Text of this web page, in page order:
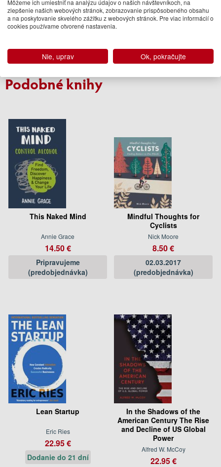
Ian Goldin, Robert Muggah
38.95 €
Podobné knihy
This Naked Mind
Annie Grace
14.50 €
Pripravujeme
(predobjednávka)
Mindful Thoughts for
Cyclists
Nick Moore
8.50 €
02.03.2017
(predobjednávka)
Lean Startup
Eric Ries
22.95 €
Dodanie do 21 dní
In the Shadows of the
American Century The Rise
and Decline of US Global
Power
Alfred W. McCoy
22.95 €
Môžeme ich umiestniť na analýzu údajov o našich návštevníkoch, na
zlepšenie našich webových stránok, zobrazovanie prispôsobeného obsahu
a na poskytovanie skvelého zážitku z webových stránok. Pre viac informácií o
cookies používame otvorené nastavenia.
Nie, uprav Ok, pokračujte